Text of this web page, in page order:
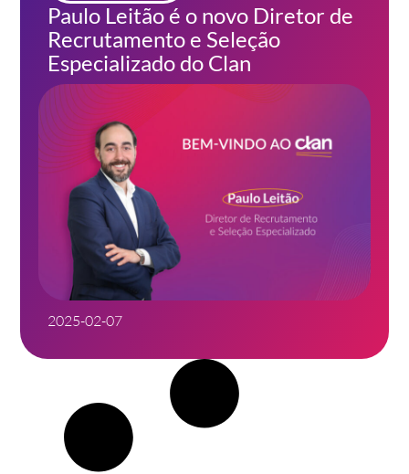
Paulo Leitão é o novo Diretor de
Recrutamento e Seleção
Especializado do Clan
2025-02-07